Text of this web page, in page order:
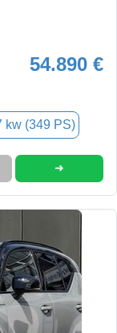
54.890 €
kw (349 PS)
➜